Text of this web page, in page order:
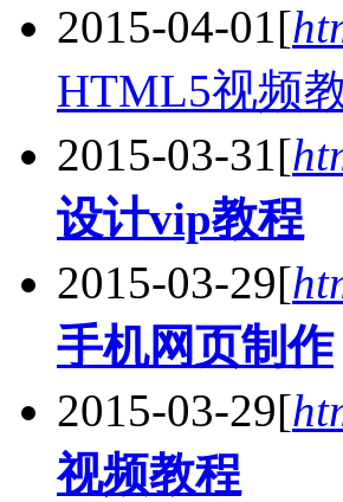
2015-04-01[
HTML5视频
2015-03-31[
设计vip教程
2015-03-29[
手机网页制作
2015-03-29[
视频教程